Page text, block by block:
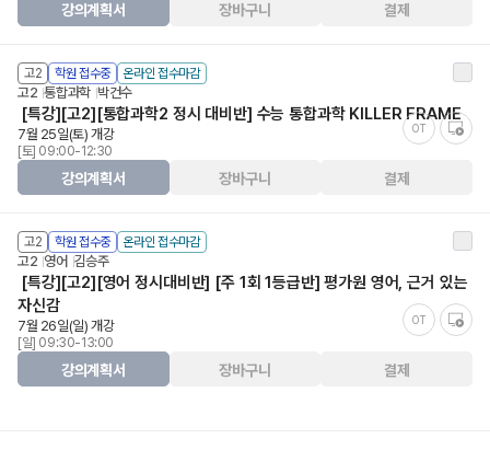
강의계획서 장바구니 결제
고2 학원 접수중 온라인 접수마감
고2 통합과학 박건수
[특강][고2][통합과학2 정시 대비반] 수능 통합과학 KILLER FRAME
OT
7월 25일(토) 개강
[토] 09:00-12:30
강의계획서 장바구니 결제
고2 학원 접수중 온라인 접수마감
고2 영어 김승주
[특강][고2][영어 정시대비반] [주 1회 1등급반] 평가원 영어, 근거 있는
자신감
OT
7월 26일(일) 개강
[일] 09:30-13:00
강의계획서 장바구니 결제